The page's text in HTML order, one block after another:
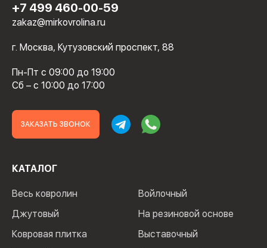
+7 499 460-00-59
zakaz@mirkovrolina.ru
г. Москва, Кутузовский проспект, 88
Пн-Пт с 09:00 до 19:00
Сб – с 10:00 до 17:00
ЗАКАЗАТЬ ЗВОНОК
КАТАЛОГ
Весь ковролин
Джутовый
Ковровая плитка
Войлочный
На резиновой основе
Выставочный